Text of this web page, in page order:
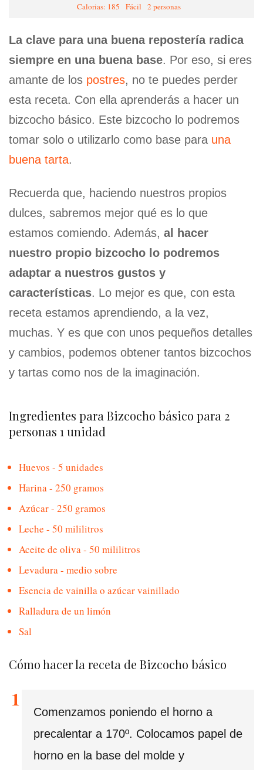
Calorias: 185
Fácil 2 personas
La clave para una buena repostería radica
siempre en una buena base. Por eso, si eres
amante de los postres, no te puedes perder
esta receta. Con ella aprenderás a hacer un
bizcocho básico. Este bizcocho lo podremos
tomar solo o utilizarlo como base para una
buena tarta.
Recuerda que, haciendo nuestros propios
dulces, sabremos mejor qué es lo que
estamos comiendo. Además, al hacer
nuestro propio bizcocho lo podremos
adaptar a nuestros gustos y
características. Lo mejor es que, con esta
receta estamos aprendiendo, a la vez,
muchas. Y es que con unos pequeños detalles
y cambios, podemos obtener tantos bizcochos
y tartas como nos de la imaginación.
Ingredientes para Bizcocho básico para 2
personas 1 unidad
Huevos - 5 unidades
Harina - 250 gramos
Azúcar - 250 gramos
Leche - 50 mililitros
Aceite de oliva - 50 mililitros
Levadura - medio sobre
Esencia de vainilla o azúcar vainillado
Ralladura de un limón
Sal
Cómo hacer la receta de Bizcocho básico
Comenzamos poniendo el horno a
precalentar a 170º. Colocamos papel de
horno en la base del molde y